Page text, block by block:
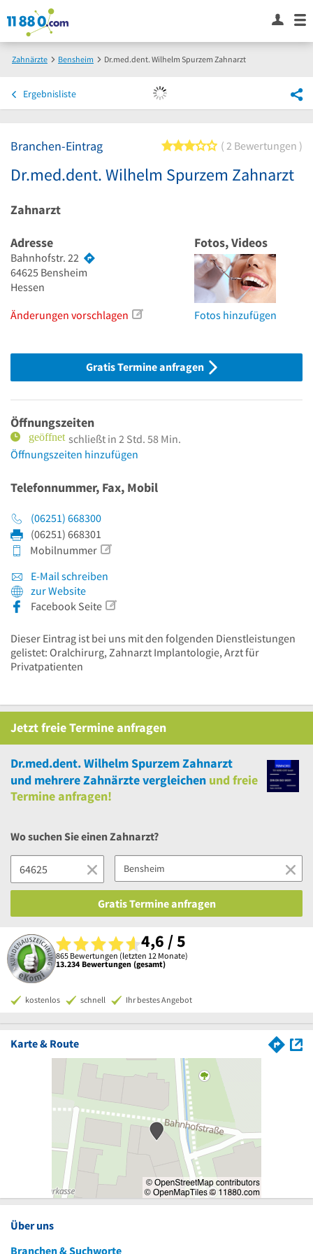
Zahnärzte Bensheim Dr.med.dent. Wilhelm Spurzem Zahnarzt
Ergebnisliste
Branchen-Eintrag 3 von 5 Sternen
2 Bewertungen
Dr.med.dent. Wilhelm Spurzem Zahnarzt
Zahnarzt
Adresse
Bahnhofstr. 22
64625 Bensheim
Hessen
Änderungen vorschlagen
Fotos, Videos
Fotos hinzufügen
Gratis Termine anfragen
Öffnungszeiten
schließt in 2 Std. 58 Min.
Öffnungszeiten hinzufügen
Telefonnummer, Fax, Mobil
(06251) 668300
(06251) 668301
Mobilnummer
E-Mail schreiben
zur Website
Facebook Seite
Dieser Eintrag ist bei uns mit den folgenden Dienstleistungen
gelistet: Oralchirurg, Zahnarzt Implantologie, Arzt für
Privatpatienten
JetztfreieTermine anfragen
Dr.med.dent. Wilhelm Spurzem Zahnarzt
und mehrereZahnärzte vergleichen undfreie
Termine anfragen!
Wo suchen Sie einen Zahnarzt?
Gratis Termine anfragen
4,6 / 5
865 Bewertungen (letzten 12 Monate)
13.234 Bewertungen (gesamt)
kostenlos schnell Ihr bestes Angebot
Karte & Route
Über uns
Branchen & Suchworte